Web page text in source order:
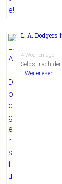
L. A. Dodgers
4 Wochen ago
Selbst nach der
…Weiterlesen...